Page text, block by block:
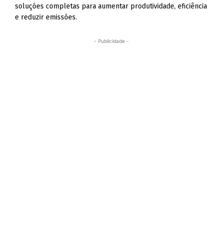
soluções completas para aumentar produtividade, eficiência
e reduzir emissões.
- Publicidade -